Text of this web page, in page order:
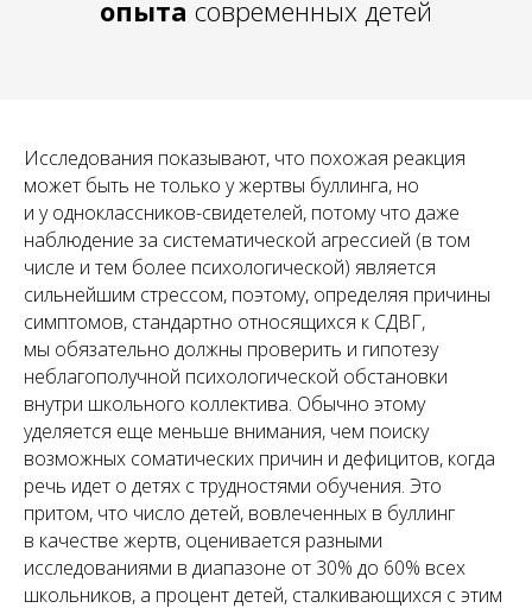
опыта современных детей
Исследования показывают, что похожая реакция
может быть не только у жертвы буллинга, но
и у одноклассников-свидетелей, потому что даже
наблюдение за систематической агрессией (в том
числе и тем более психологической) является
сильнейшим стрессом, поэтому, определяя причины
симптомов, стандартно относящихся к СДВГ,
мы обязательно должны проверить и гипотезу
неблагополучной психологической обстановки
внутри школьного коллектива. Обычно этому
уделяется еще меньше внимания, чем поиску
возможных соматических причин и дефицитов, когда
речь идет о детях с трудностями обучения. Это
притом, что число детей, вовлеченных в буллинг
в качестве жертв, оценивается разными
исследованиями в диапазоне от 30% до 60% всех
школьников, а процент детей, сталкивающихся с этим